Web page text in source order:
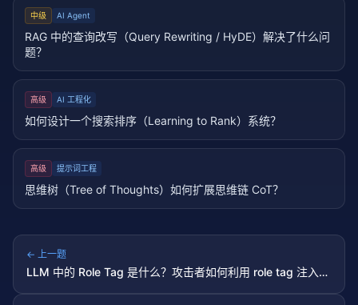
中级 AI Agent
RAG 中的查询改写（Query Rewriting / HyDE）解决了什么问
题？
高级 AI 工程化
如何设计一个搜索排序（Learning to Rank）系统？
高级 提示词工程
思维树（Tree of Thoughts）如何扩展思维链 CoT？
← 上一题
LLM 中的 Role Tag 是什么？攻击者如何利用 role tag 注入实